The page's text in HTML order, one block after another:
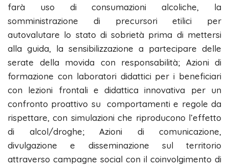
farà uso di consumazioni alcoliche, la
somministrazione di precursori etilici per
autovalutare lo stato di sobrietà prima di mettersi
alla guida, la sensibilizzazione a partecipare delle
serate della movida con responsabilità; Azioni di
formazione con laboratori didattici per i beneficiari
con lezioni frontali e didattica innovativa per un
confronto proattivo su comportamenti e regole da
rispettare, con simulazioni che riproducono l’effetto
di alcol/droghe; Azioni di comunicazione,
divulgazione e disseminazione sul territorio
attraverso campagne social con il coinvolgimento di